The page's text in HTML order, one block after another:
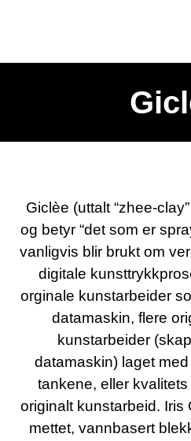
Giclèe (uttalt “zhee-
og betyr “det som er
vanligvis blir brukt om
digitale
orginale kunstarbeider
datamaskin, flere
kunstarbeider
datamaskin) laget
tankene, eller
originalt kunstarbeid. Iris
mettet, vannbasert